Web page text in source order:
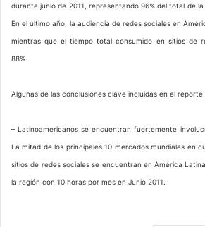
durante junio de 2011, representando 96% del total de la
En el último año, la audiencia de redes sociales en
mientras que el tiempo total consumido en sitios de
88%.
Algunas de las conclusiones clave incluidas en el reporte
– Latinoamericanos se encuentran fuertemente
La mitad de los principales 10 mercados mundiales en
sitios de redes sociales se encuentran en América
la región con 10 horas por mes en Junio 2011.